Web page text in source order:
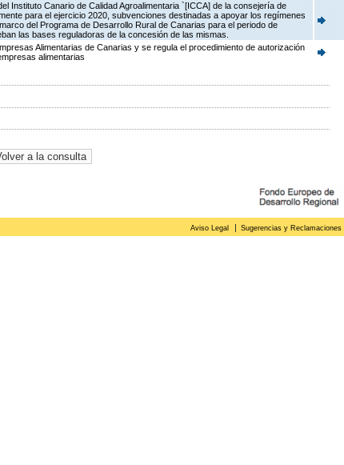
Instituto Canario de Calidad Agroalimentaria `[ICCA] de la consejería de
para el ejercicio 2020, subvenciones destinadas a apoyar los regímenes
del Programa de Desarrollo Rural de Canarias para el periodo de
las bases reguladoras de la concesión de las mismas.
Alimentarias de Canarias y se regula el procedimiento de autorización
alimentarias
Aviso Legal Sugerencias y Reclamaciones